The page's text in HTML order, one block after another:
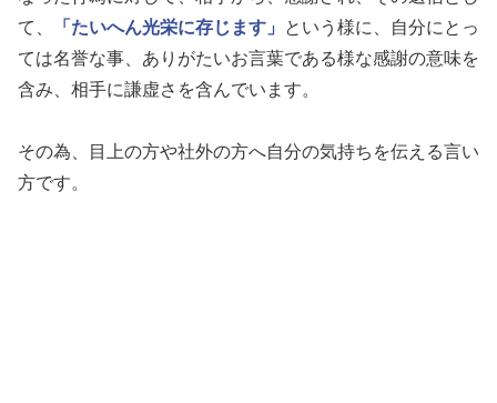
て、
「たいへん光栄に存じます」
という様に、自分にとっ
ては名誉な事、ありがたいお言葉である様な感謝の意味を
含み、相手に謙虚さを含んでいます。
その為、目上の方や社外の方へ自分の気持ちを伝える言い
方です。